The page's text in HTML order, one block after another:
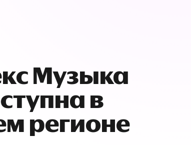
Музыка
в
регионе